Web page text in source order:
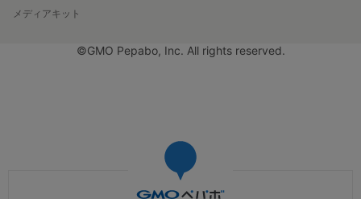
メディアキット
©GMO Pepabo, Inc. All rights reserved.